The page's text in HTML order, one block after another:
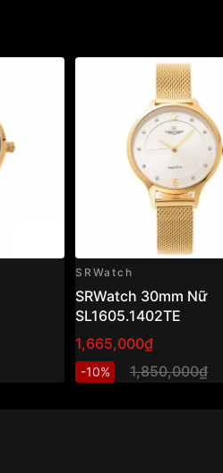
SRWatch
SRWatch 30mm Nữ
SL1605.1402TE
1,665,000₫
-10% 1,850,000₫